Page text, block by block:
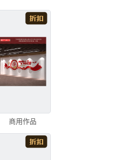
商用作品